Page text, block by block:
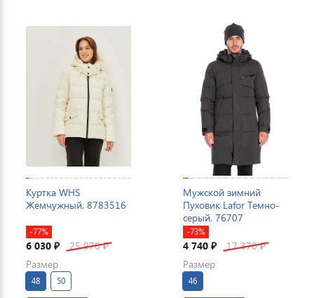
Куртка WHS
Жемчужный, 8783516
-77%
6 030 ₽ 25 970₽
Размер
48 50
Мужской зимний
Пуховик Lafor Темно-
серый, 76707
-73%
4 740 ₽ 17 370₽
Размер
46